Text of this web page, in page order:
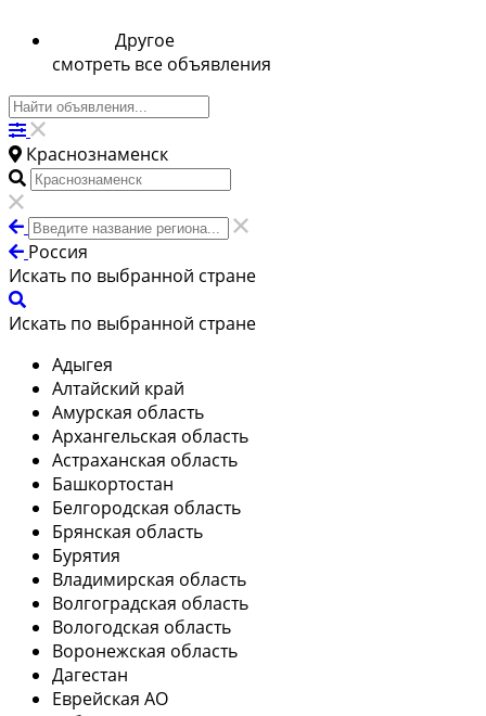
Другое
смотреть все объявления
Краснознаменск
Россия
Искать по выбранной стране
Искать по выбранной стране
Адыгея
Алтайский край
Амурская область
Архангельская область
Астраханская область
Башкортостан
Белгородская область
Брянская область
Бурятия
Владимирская область
Волгоградская область
Вологодская область
Воронежская область
Дагестан
Еврейская АО